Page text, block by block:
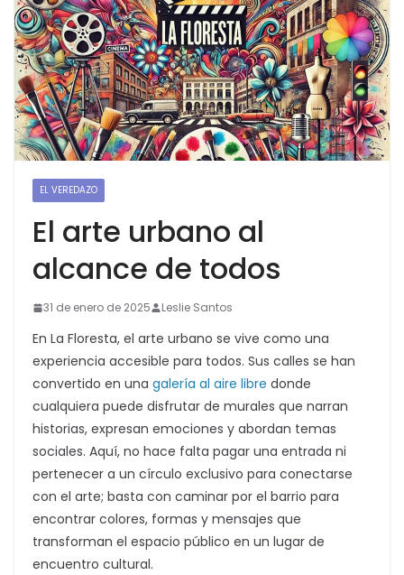
EL VEREDAZO
El arte urbano al
alcance de todos
31 de enero de 2025 Leslie Santos
En La Floresta, el arte urbano se vive como una
experiencia accesible para todos. Sus calles se han
convertido en una galería al aire libre donde
cualquiera puede disfrutar de murales que narran
historias, expresan emociones y abordan temas
sociales. Aquí, no hace falta pagar una entrada ni
pertenecer a un círculo exclusivo para conectarse
con el arte; basta con caminar por el barrio para
encontrar colores, formas y mensajes que
transforman el espacio público en un lugar de
encuentro cultural.